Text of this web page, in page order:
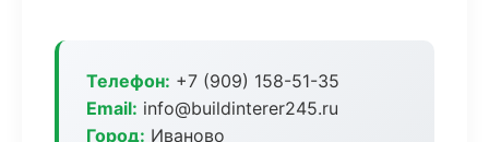
Телефон: +7 (909) 158-51-35
Email: info@buildinterer245.ru
Город: Иваново